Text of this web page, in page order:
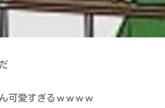
可愛すぎるｗｗｗｗ